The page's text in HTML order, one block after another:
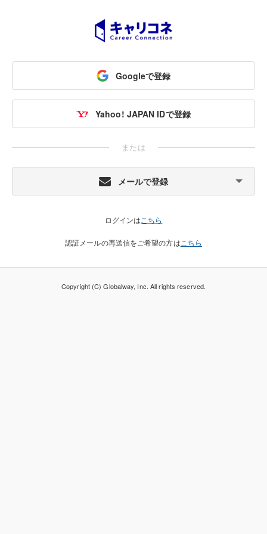
Googleで登録
Yahoo! JAPAN IDで登録
または
メールで登録
ログインは こちら
認証メールの再送信をご希望の方は こちら
Copyright (C) Globalway, Inc. All rights reserved.